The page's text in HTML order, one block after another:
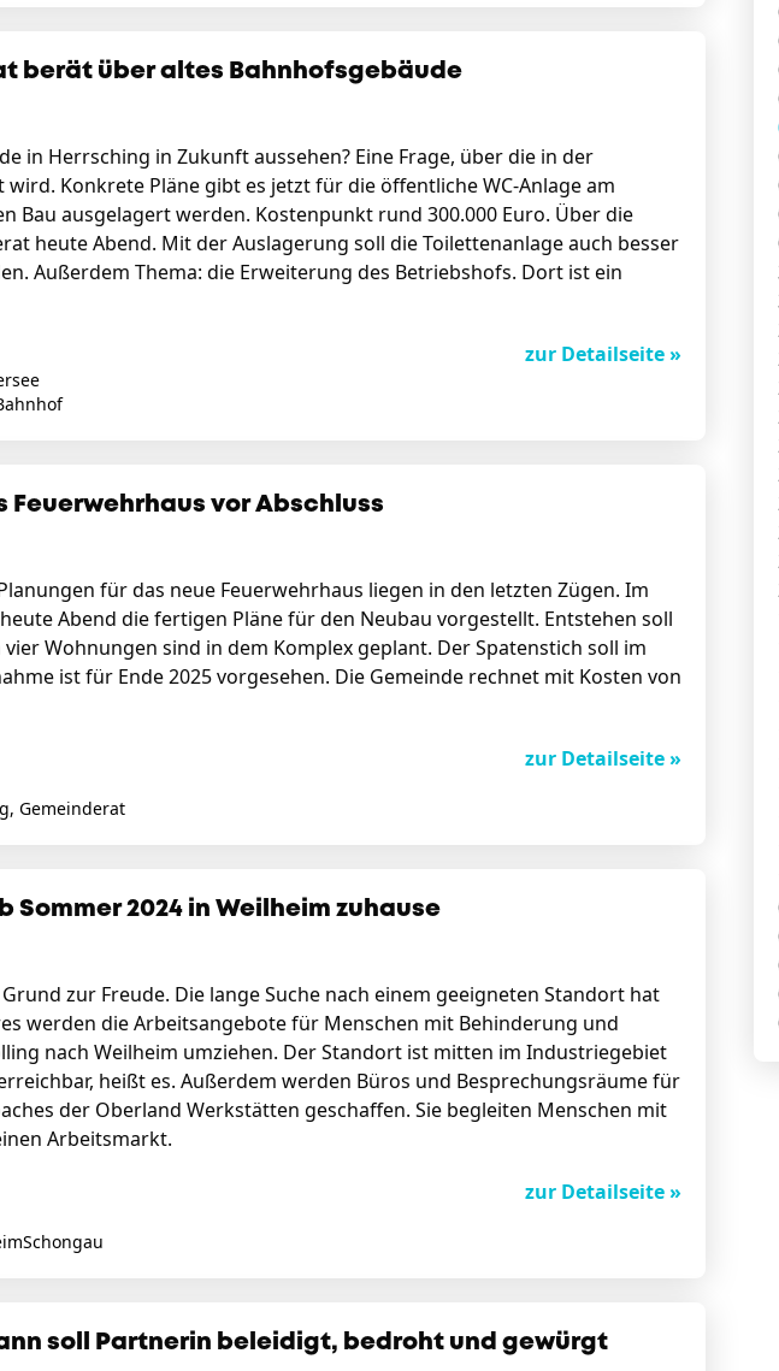
berät über altes Bahnhofsgebäude
in Herrsching in Zukunft aussehen? Eine Frage, über die in der
Konkrete Pläne gibt es jetzt für die öffentliche WC-Anlage am
Bau ausgelagert werden. Kostenpunkt rund 300.000 Euro. Über die
heute Abend. Mit der Auslagerung soll die Toilettenanlage auch besser
Außerdem Thema: die Erweiterung des Betriebshofs. Dort ist ein
zur Detailseite »
Feuerwehrhaus vor Abschluss
für das neue Feuerwehrhaus liegen in den letzten Zügen. Im
Abend die fertigen Pläne für den Neubau vorgestellt. Entstehen soll
Wohnungen sind in dem Komplex geplant. Der Spatenstich soll im
ist für Ende 2025 vorgesehen. Die Gemeinde rechnet mit Kosten von
zur Detailseite »
Gemeinderat
2024 in Weilheim zuhause
zur Freude. Die lange Suche nach einem geeigneten Standort hat
werden die Arbeitsangebote für Menschen mit Behinderung und
nach Weilheim umziehen. Der Standort ist mitten im Industriegebiet
heißt es. Außerdem werden Büros und Besprechungsräume für
der Oberland Werkstätten geschaffen. Sie begleiten Menschen mit
Arbeitsmarkt.
zur Detailseite »
soll Partnerin beleidigt, bedroht und gewürgt